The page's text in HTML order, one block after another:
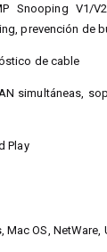
Snooping V1/
prevención de
de cable
simultáneas,
Play
OS, NetWare,